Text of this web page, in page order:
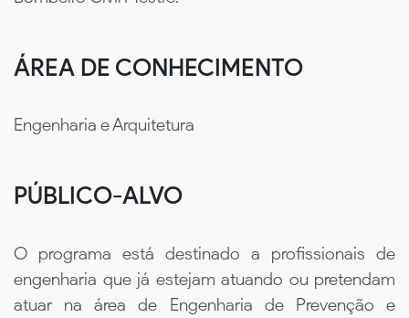
ÁREA DE CONHECIMENTO
Engenharia e Arquitetura
PÚBLICO-ALVO
O programa está destinado a profissionais de
engenharia que já estejam atuando ou pretendam
atuar na área de Engenharia de Prevenção e